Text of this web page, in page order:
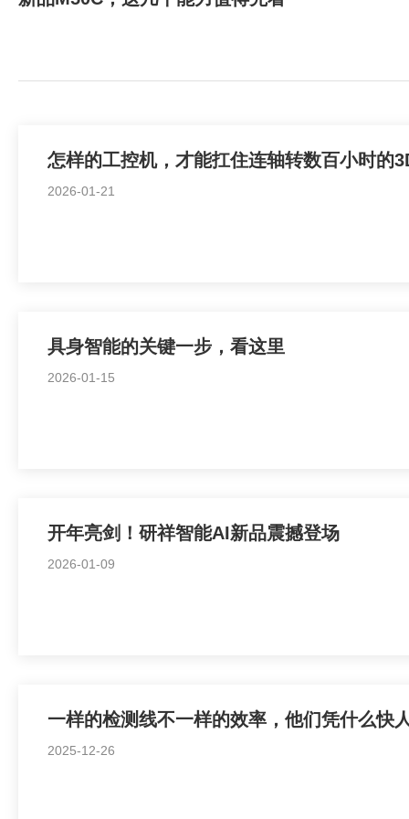
怎样的工控机，才能扛住连轴转数百小时的
2026-01-21
具身智能的关键一步，看这里
2026-01-15
开年亮剑！研祥智能AI新品震撼登场
2026-01-09
一样的检测线不一样的效率，他们凭什么快
2025-12-26